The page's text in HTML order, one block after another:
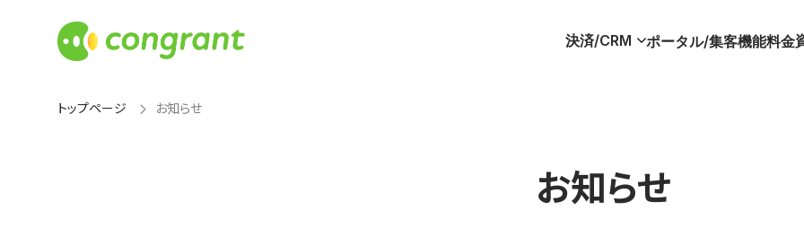
決済/CRM ポータル/集客機能料金
トップページ お知らせ
お知らせ